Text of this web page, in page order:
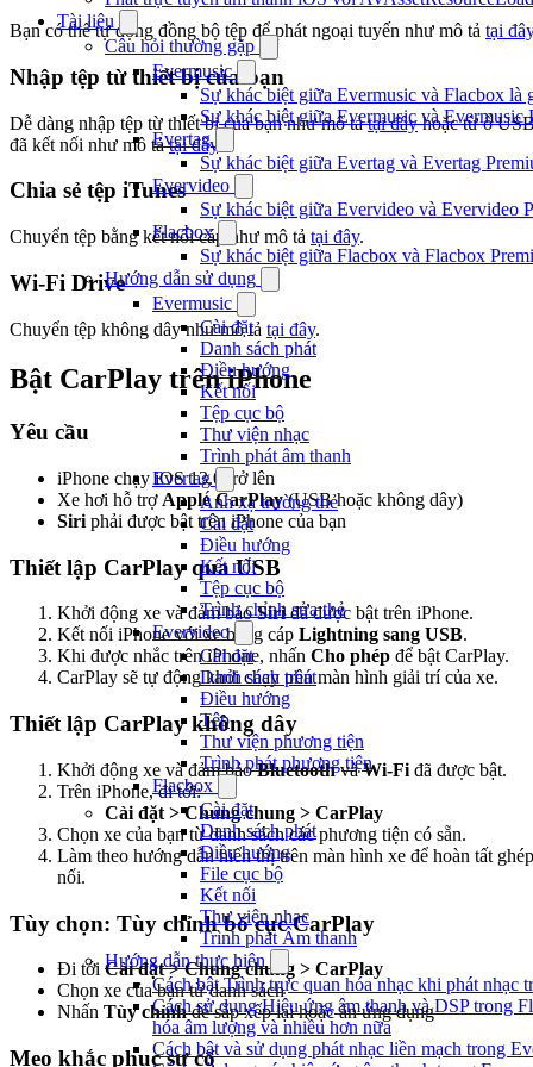
Tài liệu
Câu hỏi thường gặp
Evermusic
Sự khác biệt giữa Evermusic và Flacbox là
Sự khác biệt giữa Evermusic và Evermusic
Evertag
Sự khác biệt giữa Evertag và Evertag
Evervideo
Sự khác biệt giữa Evervideo và Evervideo
Flacbox
Sự khác biệt giữa Flacbox và Flacbox
Hướng dẫn sử dụng
Evermusic
Cài đặt
Danh sách phát
Điều hướng
Kết nối
Tệp cục bộ
Thư viện nhạc
Trình phát âm thanh
Evertag
Ánh xạ trường thẻ
Cài đặt
Điều hướng
Kết nối
Tệp cục bộ
Trình chỉnh sửa thẻ
Evervideo
Cài đặt
Danh sách phát
Điều hướng
Tệp
Thư viện phương tiện
Trình phát phương tiện
Flacbox
Cài đặt
Danh sách phát
Điều hướng
File cục bộ
Kết nối
Thư viện nhạc
Trình phát Âm thanh
Hướng dẫn thực hiện
Cách bật Trình trực quan hóa nhạc khi phát nhạc
Cách sử dụng Hiệu ứng âm thanh và DSP trong
hóa âm lượng và nhiều hơn nữa
Cách bật và sử dụng phát nhạc liền mạch trong
Bạn có thể tự động đồng bộ tệp để phát ngoại tuyến như mô tả tại đây
Nhập tệp từ thiết bị của bạn
Dễ dàng nhập tệp từ thiết bị của bạn như mô tảtại đâyhoặc từ ổ
đã kết nối như mô tảtại đây
Chia sẻ tệp iTunes
Chuyển tệp bằng kết nối cáp như mô tả tại đây.
Wi-Fi Drive
Chuyển tệp không dây như mô tả tại đây.
Bật CarPlay trên iPhone
Yêu cầu
iPhone chạy iOS 13.0 trở lên
Xe hơi hỗ trợ Apple CarPlay(USB hoặc không dây)
Siri phải được bật trên iPhone của bạn
Thiết lập CarPlay qua USB
Khởi động xe và đảm bảoSiriđã được bật trên iPhone.
Kết nối iPhone với xe bằng cáp Lightning sang USB.
Khi được nhắc trên iPhone, nhấn Cho phép để bật CarPlay.
CarPlay sẽ tự động khởi chạy trên màn hình giải trí của xe.
Thiết lập CarPlay không dây
Khởi động xe và đảm bảoBluetoothvàWi-Fi đã được bật.
Trên iPhone, đi tới:
Cài đặt > Chung chung > CarPlay
Chọn xe của bạn từ danh sách các phương tiện có sẵn.
Làm theo hướng dẫn hiển thị trên màn hình xe để hoàn tất ghép
nối.
Tùy chọn: Tùy chỉnh bố cục CarPlay
Đi tới Cài đặt > Chung chung > CarPlay
Chọn xe của bạn từ danh sách
Nhấn Tùy chỉnhđể sắp xếp lại hoặc ẩn ứng dụng
Mẹo khắc phục sự cố